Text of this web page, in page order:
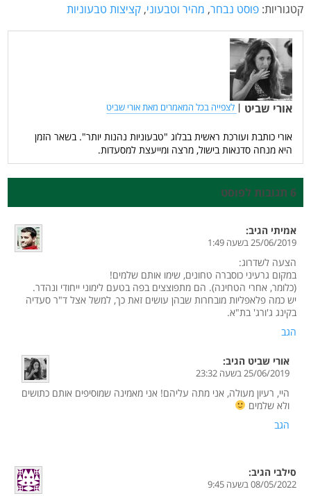
קטגוריות: פוסט נבחר, מהיר וטבעוני, קציצות טבעוניות
אורי שביט | לצפייה בכל המאמרים מאת אורי שביט
אורי כותבת ועורכת ראשית בבלוג "טבעוניות נהנות יותר". בשאר הזמן
היא מנחה סדנאות בישול, מרצה ומייעצת למסעדות.
6 תגובות לפוסט
אמיתי הגיב:
25/06/2019 בשעה 1:49
הצעה לשדרוג:
במקום גרעיני כוסברה טחונים, שימו אותם שלמים!
(כלומר, אחרי הטחינה). הם מתפוצצים בפה בטעם לימוני ייחודי ונהדר.
יש כמה פלאפליות מובחרות שבהן עושים זאת כך, למשל אצל ד"ר סעדיה
בקינג ג'ורג' בת"א.
הגב
אורי שביט הגיב:
25/06/2019 בשעה 23:32
היי, רעיון מעולה, אני מתה עליהם! אני מאמינה שמוסיפים אותם כתושים
ולא שלמים
הגב
סילבי הגיב:
08/05/2022 בשעה 9:45